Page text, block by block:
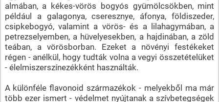
almában, a kékes-vörös bogyós gyümölcsökben, mint
például a galagonya, cseresznye, áfonya, földiszeder,
csipkebogyó, valamint a vörös- és a lilahagymában, a
petrezselyemben, a hüvelyesekben, a hajdinában, a zöld
teában, a vörösborban. Ezeket a növényi festékeket
régen - anélkül, hogy tudták volna a vegyi összetételüket
- élelmiszerszínezékként használták.
A különféle flavonoid származékok - melyekből ma már
több ezer ismert - védelmet nyújtanak a szívbetegségek